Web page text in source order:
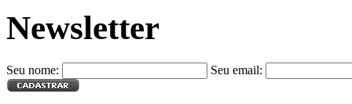
Newsletter
Seu nome: Seu email: